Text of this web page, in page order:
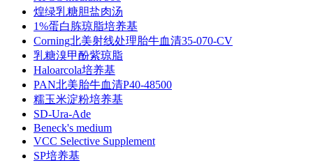
煌绿乳糖胆盐肉汤
1%蛋白胨琼脂培养基
Corning北美射线处理胎牛血清35-070-CV
乳糖溴甲酚紫琼脂
Haloarcola培养基
PAN北美胎牛血清P40-48500
糯玉米淀粉培养基
SD-Ura-Ade
Beneck's medium
VCC Selective Supplement
SP培养基